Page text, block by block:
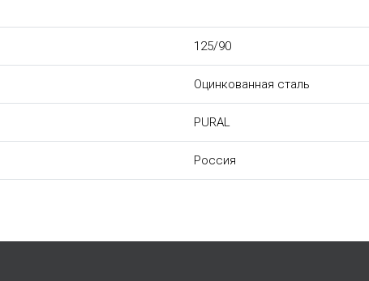
125/90
Оцинкованная сталь
PURAL
Россия